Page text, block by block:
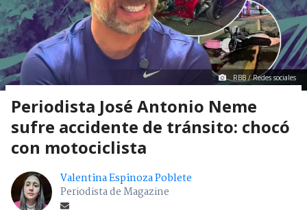
RBB / Redes sociales
Periodista José Antonio Neme
sufre accidente de tránsito: chocó
con motociclista
Valentina Espinoza Poblete
Periodista de Magazine